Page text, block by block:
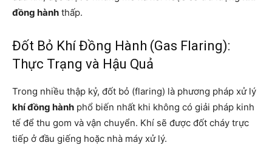
đồng hành thấp.
Đốt Bỏ Khí Đồng Hành (Gas Flaring):
Thực Trạng và Hậu Quả
Trong nhiều thập kỷ, đốt bỏ (flaring) là phương pháp xử lý
khí đồng hành phổ biến nhất khi không có giải pháp kinh
tế để thu gom và vận chuyển. Khí sẽ được đốt cháy trực
tiếp ở đầu giếng hoặc nhà máy xử lý.